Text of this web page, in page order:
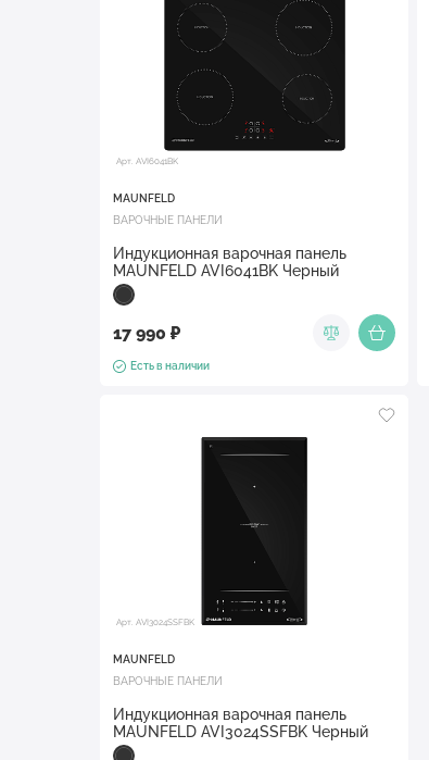
Арт. AVI6041BK
MAUNFELD
ВАРОЧНЫЕ ПАНЕЛИ
Индукционная варочная панель
MAUNFELD AVI6041BK Черный
17 990 ₽
Есть в наличии
Арт. AVI3024SSFBK
MAUNFELD
ВАРОЧНЫЕ ПАНЕЛИ
Индукционная варочная панель
MAUNFELD AVI3024SSFBK Черный